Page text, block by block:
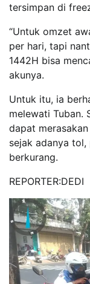
tersimpan di
“Untuk omzet
per hari, tapi
1442H bisa
akunya.
Untuk itu, ia
melewati Tuban.
dapat
sejak adanya tol,
berkurang.
REPORTER:DEDI